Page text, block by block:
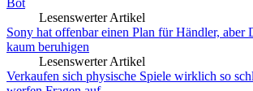
Bot
Lesenswerter Artikel
Sony hat offenbar einen Plan für Händler, aber
kaum beruhigen
Lesenswerter Artikel
Verkaufen sich physische Spiele wirklich so